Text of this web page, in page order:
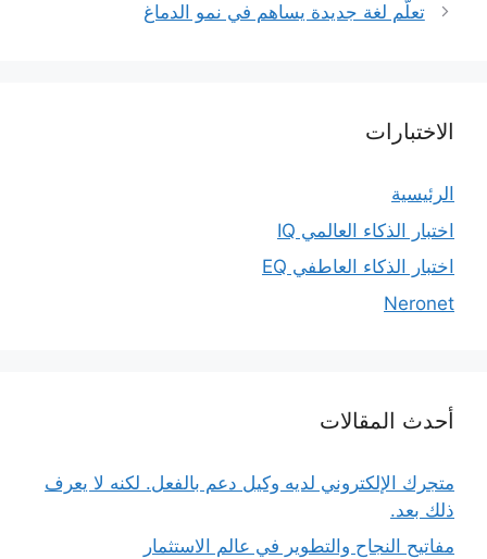
تعلّم لغة جديدة يساهم في نمو الدماغ
الاختبارات
الرئيسية
اختبار الذكاء العالمي IQ
اختبار الذكاء العاطفي EQ
Neronet
أحدث المقالات
متجرك الإلكتروني لديه وكيل دعم بالفعل. لكنه لا يعرف
ذلك بعد.
مفاتيح النجاح والتطوير في عالم الاستثمار